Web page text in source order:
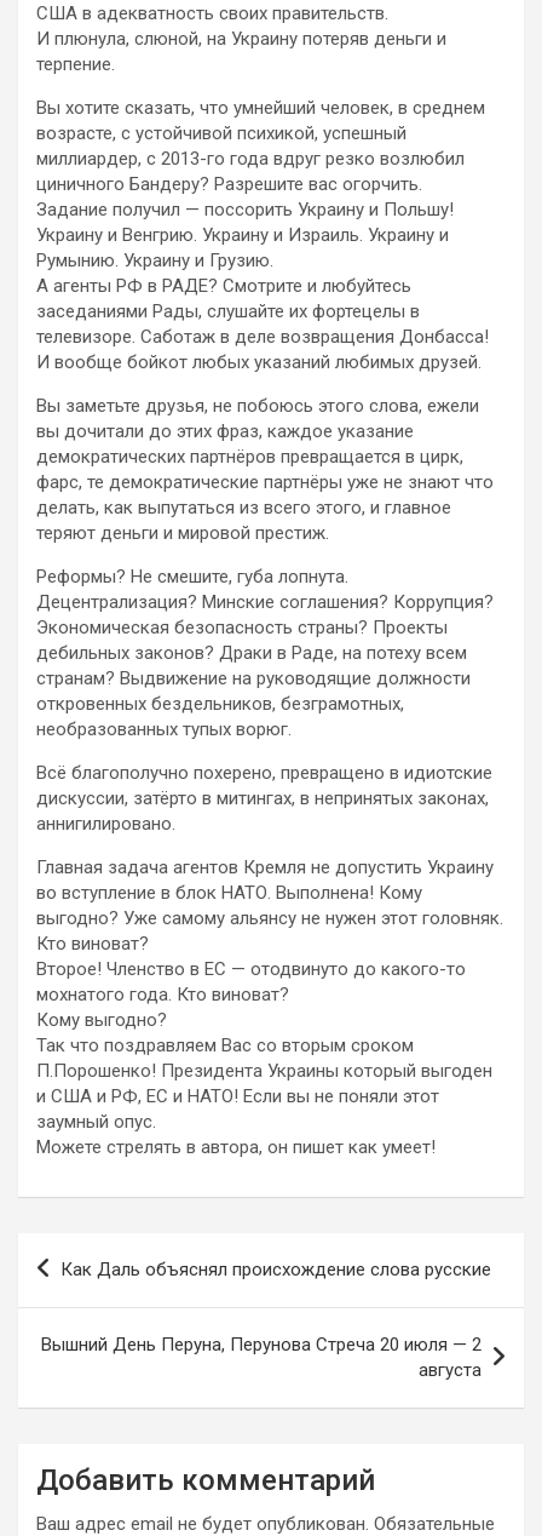
США в адекватность своих правительств.
И плюнула, слюной, на Украину потеряв деньги и
терпение.
Вы хотите сказать, что умнейший человек, в среднем
возрасте, с устойчивой психикой, успешный
миллиардер, с 2013-го года вдруг резко возлюбил
циничного Бандеру? Разрешите вас огорчить.
Задание получил — поссорить Украину и Польшу!
Украину и Венгрию. Украину и Израиль. Украину и
Румынию. Украину и Грузию.
А агенты РФ в РАДЕ? Смотрите и любуйтесь
заседаниями Рады, слушайте их фортецелы в
телевизоре. Саботаж в деле возвращения Донбасса!
И вообще бойкот любых указаний любимых друзей.
Вы заметьте друзья, не побоюсь этого слова, ежели
вы дочитали до этих фраз, каждое указание
демократических партнёров превращается в цирк,
фарс, те демократические партнёры уже не знают что
делать, как выпутаться из всего этого, и главное
теряют деньги и мировой престиж.
Реформы? Не смешите, губа лопнута.
Децентрализация? Минские соглашения? Коррупция?
Экономическая безопасность страны? Проекты
дебильных законов? Драки в Раде, на потеху всем
странам? Выдвижение на руководящие должности
откровенных бездельников, безграмотных,
необразованных тупых ворюг.
Всё благополучно похерено, превращено в идиотские
дискуссии, затёрто в митингах, в непринятых законах,
аннигилировано.
Главная задача агентов Кремля не допустить Украину
во вступление в блок НАТО. Выполнена! Кому
выгодно? Уже самому альянсу не нужен этот головняк.
Кто виноват?
Второе! Членство в ЕС — отодвинуто до какого-то
мохнатого года. Кто виноват?
Кому выгодно?
Так что поздравляем Вас со вторым сроком
П.Порошенко! Президента Украины который выгоден
и США и РФ, ЕС и НАТО! Если вы не поняли этот
заумный опус.
Можете стрелять в автора, он пишет как умеет!
Навигация
Как Даль объяснял происхождение слова русские
Вышний День Перуна, Перунова Стреча 20 июля — 2
августа
Добавить комментарий
Ваш адрес email не будет опубликован. Обязательные